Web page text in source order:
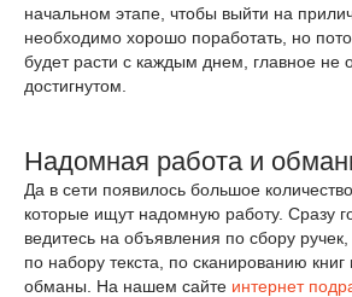
начальном этапе, чтобы выйти на
необходимо хорошо поработать, но
будет расти с каждым днем, главное не
достигнутом.
Надомная работа и
Да в сети появилось большое
которые ищут надомную работу. Сразу
ведитесь на объявления по сбору
по набору текста, по сканированию книг
обманы. На нашем сайте интернет